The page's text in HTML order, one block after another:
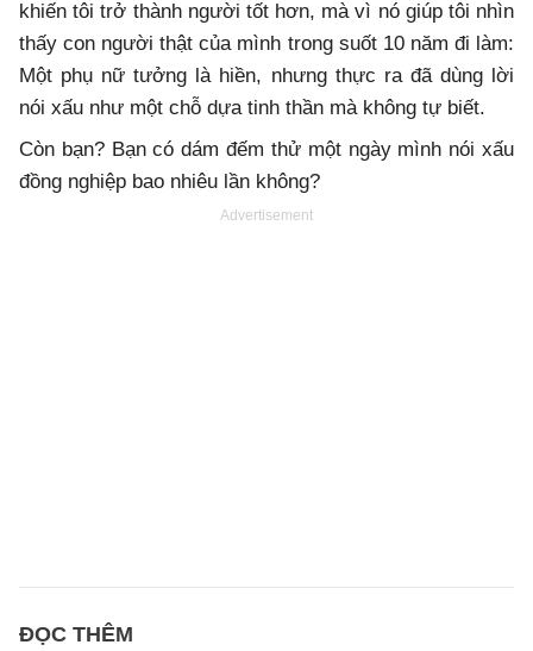
khiến tôi trở thành người tốt hơn, mà vì nó giúp tôi nhìn
thấy con người thật của mình trong suốt 10 năm đi làm:
Một phụ nữ tưởng là hiền, nhưng thực ra đã dùng lời
nói xấu như một chỗ dựa tinh thần mà không tự biết.
Còn bạn? Bạn có dám đếm thử một ngày mình nói xấu
đồng nghiệp bao nhiêu lần không?
Advertisement
ĐỌC THÊM